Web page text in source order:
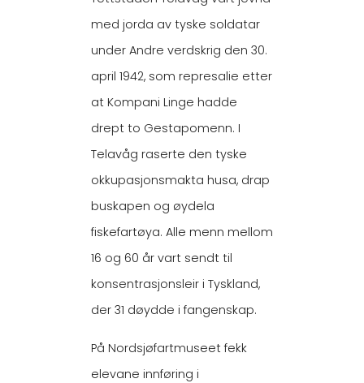
med jorda av tyske soldatar
under Andre verdskrig den 30.
april 1942, som represalie etter
at Kompani Linge hadde
drept to Gestapomenn. I
Telavåg raserte den tyske
okkupasjonsmakta husa, drap
buskapen og øydela
fiskefartøya. Alle menn mellom
16 og 60 år vart sendt til
konsentrasjonsleir i Tyskland,
der 31 døydde i fangenskap.
På Nordsjøfartmuseet fekk
elevane innføring i